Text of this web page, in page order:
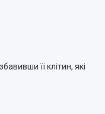
її клітин, які